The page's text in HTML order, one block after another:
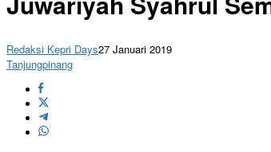
Redaksi Kepri Days27 Januari 2019
Tanjungpinang